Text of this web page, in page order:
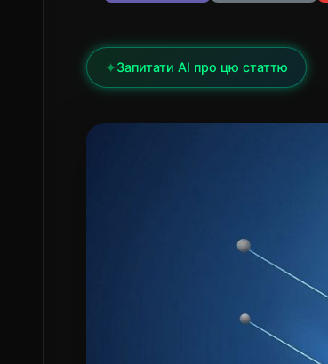
✦Запитати AI про цю статтю